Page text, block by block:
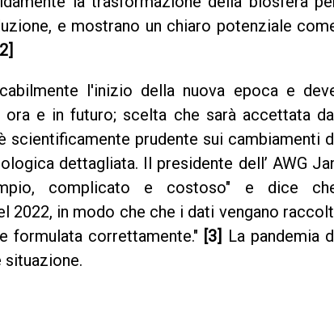
e mostrano un chiaro potenziale
l'inizio della nuova epoca e
e in futuro; scelta che sarà accettata
prudente sui cambiamenti
dettagliata. Il presidente dell’ AWG
complicato e costoso" e dice
2022, in modo che che i dati vengano
formulata correttamente." [3] La pandemia